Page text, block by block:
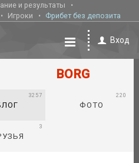
и результаты
Игроки Фрибет без депозита
Вход
BORG
3257
ФОТО
220
3